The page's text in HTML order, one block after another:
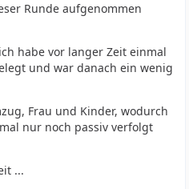
Runde aufgenommen
habe vor langer Zeit einmal
und war danach ein wenig
Frau und Kinder, wodurch
nur noch passiv verfolgt
...